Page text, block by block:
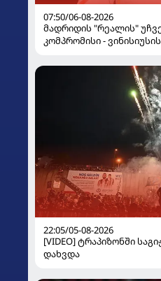
07:50/06-08-2026
მადრიდის "რეალის"
კომპრომისი -
22:05/05-08-2026
[VIDEO] ტრაპიზონში
დახვდა